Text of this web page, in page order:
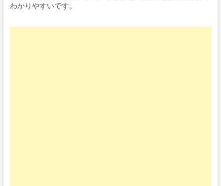
わかりやすいです。